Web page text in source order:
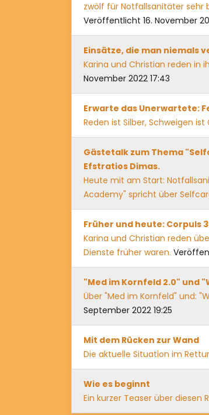
zwölf für Notfallsanitäter sehr
Veröffentlicht 16. November
Einsätze, die man niemals
Karina und Christian reden in
November 2022 17:43
Erwarte das Unerwartete:
Reden ist Silber, Schweigen
Gästetalk zum Thema
Efstratios Dimas.
Heute mit am Start:
Academy" spricht über
Früher und heute: Corpuls
Karina und Christian reden
Dienste früher waren.
"Med im Kornfeld 2.0" und
Über "Med im Kornfeld" und:
September 2022 19:25
Mit dem Rücken zur Wand
Die aktuelle Situation im
Wie es beginnt
Ein kurzer Teaser über